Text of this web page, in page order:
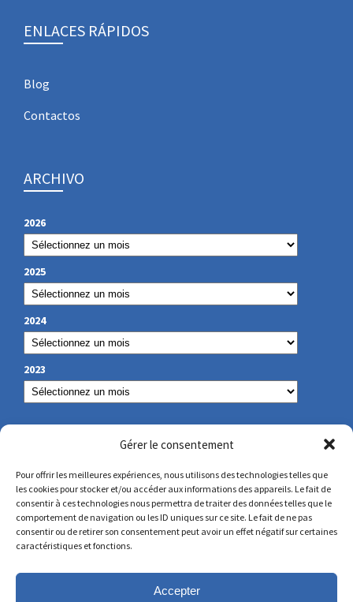
Gérer le consentement
Pour offrir les meilleures expériences, nous utilisons des technologies telles que
les cookies pour stocker et/ou accéder aux informations des appareils. Le fait de
consentir à ces technologies nous permettra de traiter des données telles que le
comportement de navigation ou les ID uniques sur ce site. Le fait de ne pas
consentir ou de retirer son consentement peut avoir un effet négatif sur certaines
caractéristiques et fonctions.
Accepter
ENLACES RÁPIDOS
Blog
Contactos
ARCHIVO
2026
2025
2024
2023
NUESTROS DATOS DE CONTACTO
secretariat@lamennais.org
protectionenfance@lamennais.org